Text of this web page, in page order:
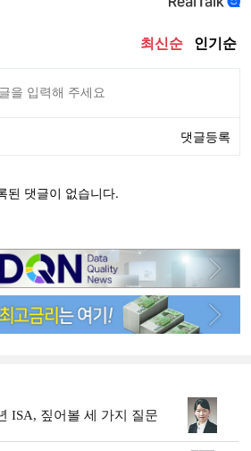
ISA, 짚어볼 세 가지 질문